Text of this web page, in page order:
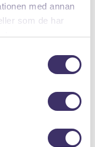
med annan
som de har